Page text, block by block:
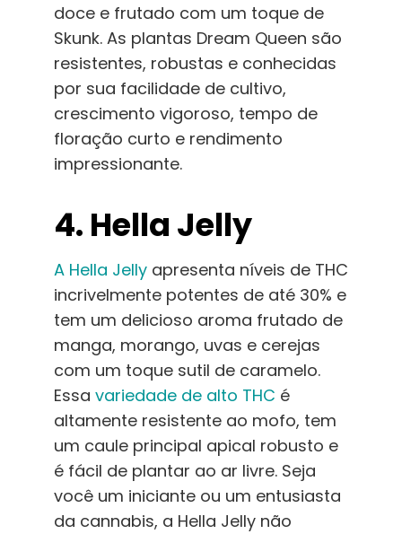
doce e frutado com um toque de
Skunk. As plantas Dream Queen são
resistentes, robustas e conhecidas
por sua facilidade de cultivo,
crescimento vigoroso, tempo de
floração curto e rendimento
impressionante.
4. Hella Jelly
A Hella Jelly apresenta níveis de THC
incrivelmente potentes de até 30% e
tem um delicioso aroma frutado de
manga, morango, uvas e cerejas
com um toque sutil de caramelo.
Essa variedade de alto THC é
altamente resistente ao mofo, tem
um caule principal apical robusto e
é fácil de plantar ao ar livre. Seja
você um iniciante ou um entusiasta
da cannabis, a Hella Jelly não